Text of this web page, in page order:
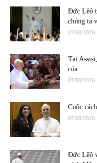
Đức Lêô
chúng ta
07/08/2026
Tại
của...
07/08/2026
Cuộc
07/08/2026
Đức Lêô